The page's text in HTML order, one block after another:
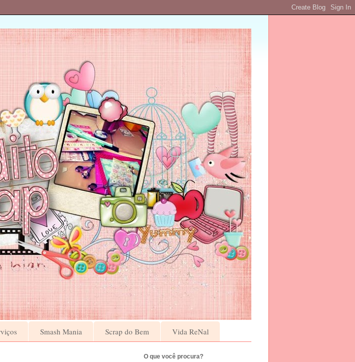
Smash Mania Scrap do Bem Vida ReNal
O que você procura?